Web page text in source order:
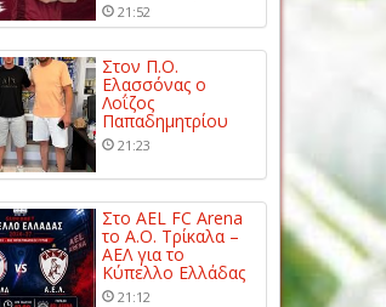
21:52
Στον Π.Ο.
Ελασσόνας ο
Λοΐζος
Παπαδημητρίου
21:23
Στο AEL FC Arena
το Α.Ο. Τρίκαλα –
ΑΕΛ για το
Κύπελλο Ελλάδας
21:12